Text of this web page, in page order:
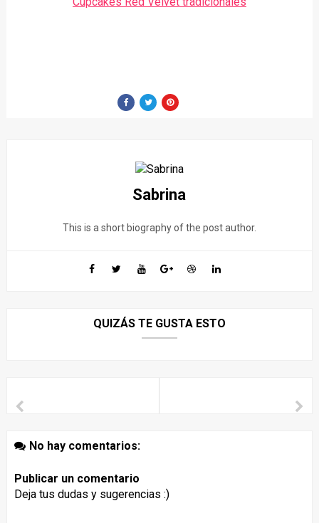
Sabrina
This is a short biography of the post author.
QUIZÁS TE GUSTA ESTO
No hay comentarios:
Publicar un comentario
Deja tus dudas y sugerencias :)